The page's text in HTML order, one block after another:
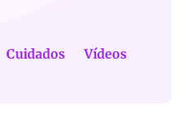
Cuidados Vídeos